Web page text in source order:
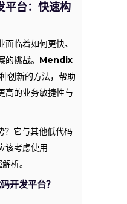
台：快速构
临着如何更快、
挑战。 Mendix
创新的方法，帮助
高的业务敏捷性与
？它与其他低代码
该考虑使用
析。
开发平台？